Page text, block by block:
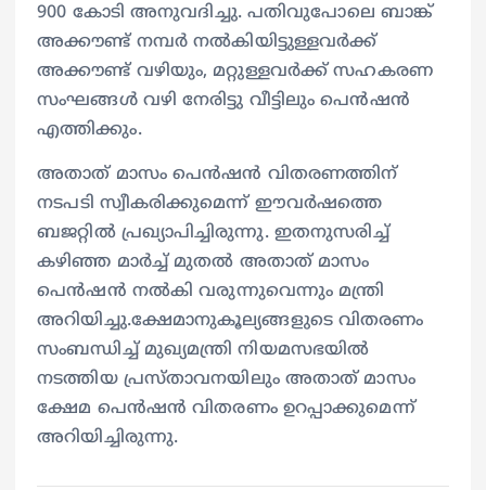
900 കോടി അനുവദിച്ചു. പതിവുപോലെ ബാങ്ക്‌
അക്കൗണ്ട്‌ നമ്പർ നൽകിയിട്ടുള്ളവർക്ക്‌
അക്കൗണ്ട്‌ വഴിയും, മറ്റുള്ളവർക്ക്‌ സഹകരണ
സംഘങ്ങൾ വഴി നേരിട്ടു വീട്ടിലും പെൻഷൻ
എത്തിക്കും.
അതാത്‌ മാസം പെൻഷൻ വിതരണത്തിന്‌
നടപടി സ്വീകരിക്കുമെന്ന്‌ ഈവർഷത്തെ
ബജറ്റിൽ പ്രഖ്യാപിച്ചിരുന്നു. ഇതനുസരിച്ച്‌
കഴിഞ്ഞ മാർച്ച് മുതൽ അതാത് മാസം
പെൻഷൻ നൽകി വരുന്നുവെന്നും മന്ത്രി
അറിയിച്ചു.ക്ഷേമാനുകൂല്യങ്ങളുടെ വിതരണം
സംബന്ധിച്ച് മുഖ്യമന്ത്രി നിയമസഭയിൽ
നടത്തിയ പ്രസ്താവനയിലും അതാത് മാസം
ക്ഷേമ പെൻഷൻ വിതരണം ഉറപ്പാക്കുമെന്ന്
അറിയിച്ചിരുന്നു.